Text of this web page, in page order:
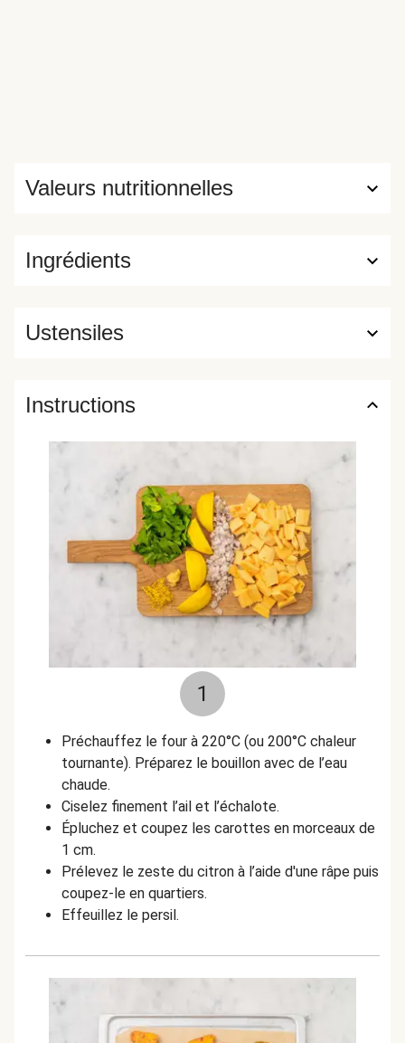
Ingrédients
Valeurs nutritionnelles
Ustensiles
Instructions
1
Préchauffez le four à 220°C (ou 200°C chaleur
tournante). Préparez le bouillon avec de l’eau
chaude.
Ciselez finement l’ail et l’échalote.
Épluchez et coupez les carottes en morceaux de
1 cm.
Prélevez le zeste du citron à l’aide d'une râpe puis
coupez-le en quartiers.
Effeuillez le persil.